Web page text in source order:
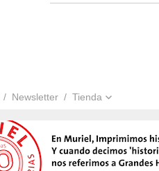
Newsletter Tienda